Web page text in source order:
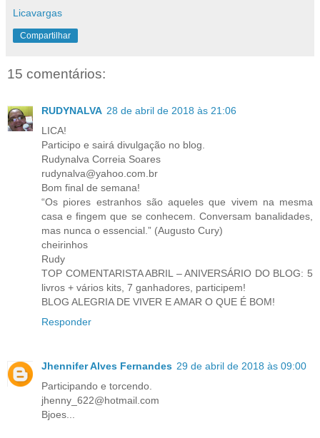
Licavargas
Compartilhar
15 comentários:
RUDYNALVA 28 de abril de 2018 às 21:06
LICA!
Participo e sairá divulgação no blog.
Rudynalva Correia Soares
rudynalva@yahoo.com.br
Bom final de semana!
“Os piores estranhos são aqueles que vivem na mesma
casa e fingem que se conhecem. Conversam banalidades,
mas nunca o essencial.” (Augusto Cury)
cheirinhos
Rudy
TOP COMENTARISTA ABRIL – ANIVERSÁRIO DO BLOG: 5
livros + vários kits, 7 ganhadores, participem!
BLOG ALEGRIA DE VIVER E AMAR O QUE É BOM!
Responder
Jhennifer Alves Fernandes 29 de abril de 2018 às 09:00
Participando e torcendo.
jhenny_622@hotmail.com
Bjoes...